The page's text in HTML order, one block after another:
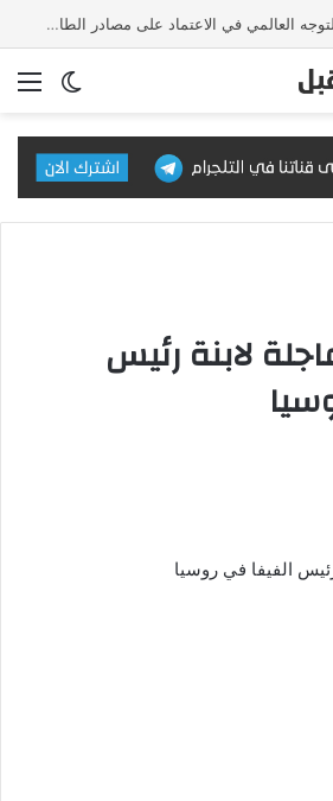
عُمان تواصل دعمها للتوجه العالمي في الاعتماد على مصادر الطاقة النظيفة والمتجددة
الوضع
لابنة رئيس
الفيفا في روسيا